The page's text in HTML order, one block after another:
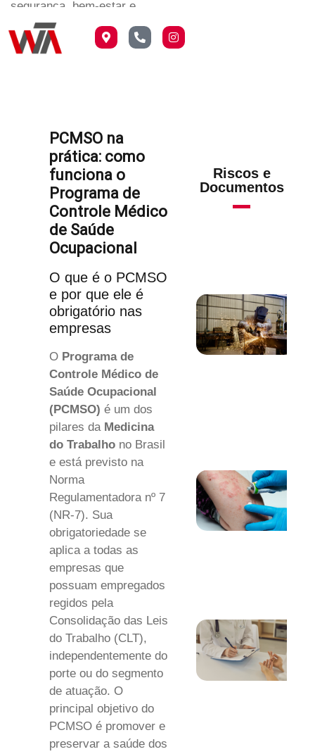
segurança, bem-estar e
conformidade legal nas
empresas.
PCMSO na
prática: como
funciona o
Programa de
Controle Médico
de Saúde
Ocupacional
O que é o PCMSO
e por que ele é
obrigatório nas
empresas
O Programa de
Controle Médico de
Saúde Ocupacional
(PCMSO) é um dos
pilares da Medicina
do Trabalho no Brasil
e está previsto na
Norma
Regulamentadora nº 7
(NR-7). Sua
obrigatoriedade se
aplica a todas as
empresas que
possuam empregados
regidos pela
Consolidação das Leis
do Trabalho (CLT),
independentemente do
porte ou do segmento
de atuação. O
principal objetivo do
PCMSO é promover e
preservar a saúde dos
Riscos e
Documentos